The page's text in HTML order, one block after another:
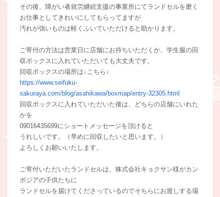
その後、障がい者就労継続支援の事業所にてランドセルを磨く
お仕事としてきれいにしてもらってますが
汚れが強いものは軽くふいていただけると助かります。
ご寄付の方法は営業日に店舗にお持ちいただくか、学生服の回
収ボックスに入れていただいても大丈夫です。
回収ボックスの場所は↓こちら↓
https://www.seifuku-
sakuraya.com/blog/asahikawa/boxmap/entry-32305.html
回収ボックスに入れていただいた後は、どちらの店舗にいれた
かを
09016435699にショートメッセージを頂けると
うれしいです。（早めに回収したいと思います。）
よろしくお願いいたします。
ご寄付いただいたランドセルは、株式会社キョクサン様がカン
ボジアの子供たちに
ランドセルを届けてくださっているのでそちらにお渡しする場